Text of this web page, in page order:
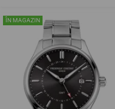
ÎN MAGAZIN